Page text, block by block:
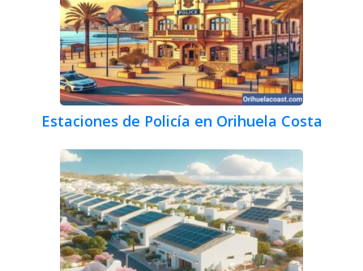
Estaciones de Policía en Orihuela Costa